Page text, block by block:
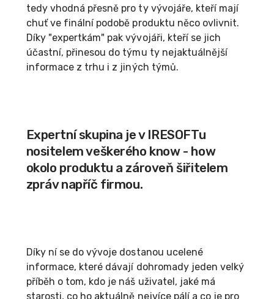
tedy vhodná přesně pro ty vývojáře, kteří mají
chuť ve finální podobě produktu něco ovlivnit.
Díky "expertkám" pak vývojáři, kteří se jich
účastní, přinesou do týmu ty nejaktuálnější
informace z trhu i z jiných týmů.
Expertní skupina je v IRESOFTu
nositelem veškerého know - how
okolo produktu a zároveň šiřitelem
zpráv napříč firmou.
Díky ní se do vývoje dostanou ucelené
informace, které dávají dohromady jeden velký
příběh o tom, kdo je náš uživatel, jaké má
starosti, co ho aktuálně nejvíce pálí a co je pro